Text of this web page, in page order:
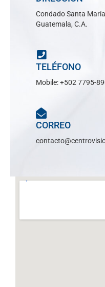
Condado Santa
Guatemala, C.A.
TELÉFONO
Mobile: +502 7795-
CORREO